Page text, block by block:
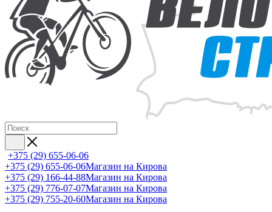
+375 (29) 655-06-06
+375 (29) 655-06-06Магазин на Кирова
+375 (29) 166-44-88Магазин на Кирова
+375 (29) 776-07-07Магазин на Кирова
+375 (29) 755-20-60Магазин на Кирова